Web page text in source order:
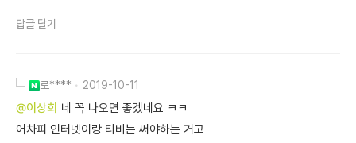
답글 달기
로**** 2019-10-11
@이상희 네 꼭 나오면 좋겠네요 ㅋㅋ
어차피 인터넷이랑 티비는 써야하는 거고